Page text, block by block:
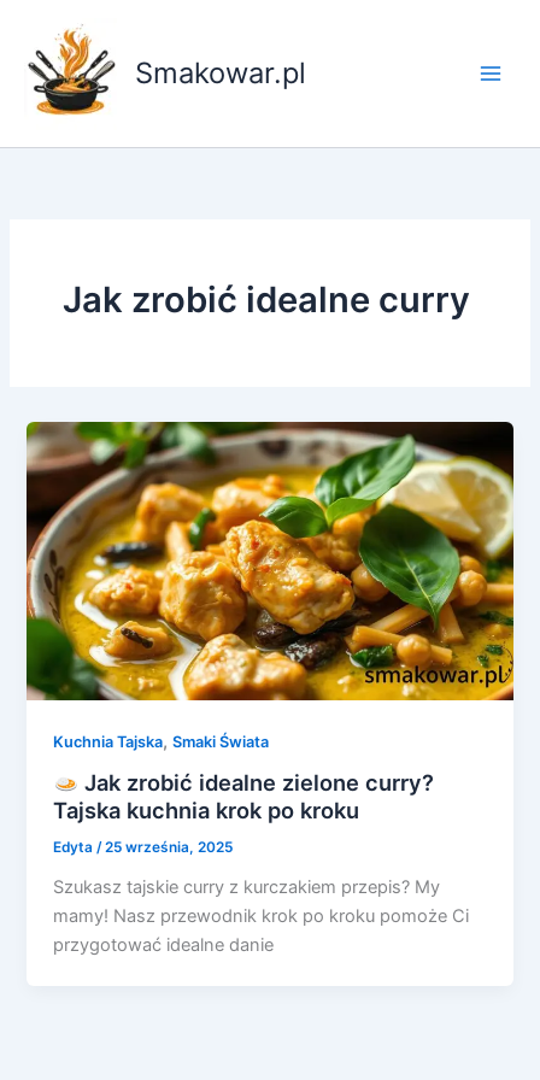
treści
Smakowar.pl
Jak zrobić idealne curry
Kuchnia Tajska,Smaki Świata
Jak zrobić idealne zielone curry?
Tajska kuchnia krok po kroku
Edyta/25 września, 2025
Szukasz tajskie curry z kurczakiem przepis? My
mamy! Nasz przewodnik krok po kroku pomoże Ci
przygotować idealne danie